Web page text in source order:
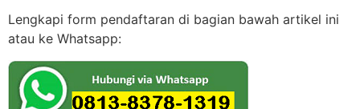
Lengkapi form pendaftaran di bagian bawah artikel ini
atau ke Whatsapp: